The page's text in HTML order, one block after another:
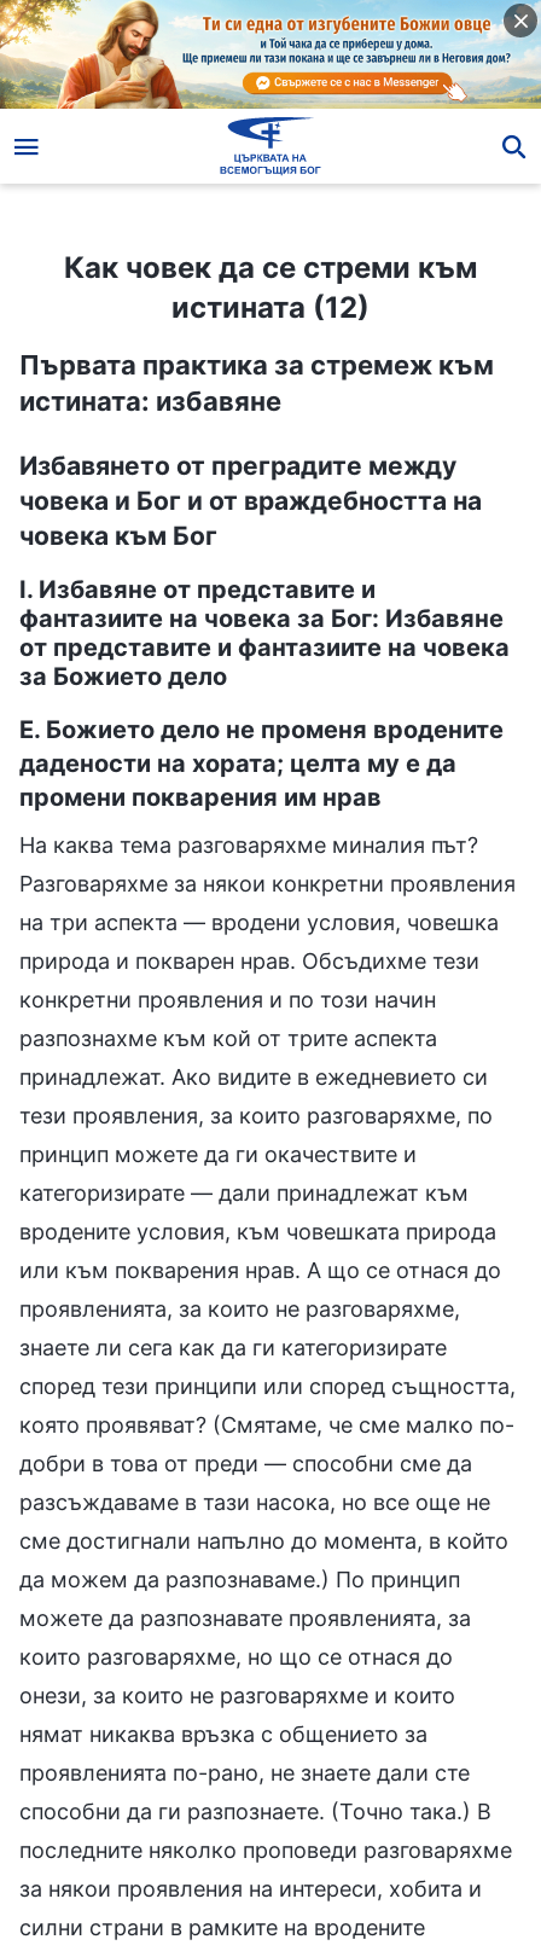
Как човек да се стреми към истината (12)
Как човек да се стреми към
истината (12)
Първата практика за стремеж към
истината: избавяне
Избавянето от преградите между
човека и Бог и от враждебността на
човека към Бог
I. Избавяне от представите и
фантазиите на човека за Бог: Избавяне
от представите и фантазиите на човека
за Божието дело
Е. Божието дело не променя вродените
дадености на хората; целта му е да
промени покварения им нрав
На каква тема разговаряхме миналия път?
Разговаряхме за някои конкретни проявления
на три аспекта — вродени условия, човешка
природа и покварен нрав. Обсъдихме тези
конкретни проявления и по този начин
разпознахме към кой от трите аспекта
принадлежат. Ако видите в ежедневието си
тези проявления, за които разговаряхме, по
принцип можете да ги окачествите и
категоризирате — дали принадлежат към
вродените условия, към човешката природа
или към покварения нрав. А що се отнася до
проявленията, за които не разговаряхме,
знаете ли сега как да ги категоризирате
според тези принципи или според същността,
която проявяват? (Смятаме, че сме малко по-
добри в това от преди — способни сме да
разсъждаваме в тази насока, но все още не
сме достигнали напълно до момента, в който
да можем да разпознаваме.) По принцип
можете да разпознавате проявленията, за
които разговаряхме, но що се отнася до
онези, за които не разговаряхме и които
нямат никаква връзка с общението за
проявленията по-рано, не знаете дали сте
способни да ги разпознаете. (Точно така.) В
последните няколко проповеди разговаряхме
за някои проявления на интереси, хобита и
силни страни в рамките на вродените